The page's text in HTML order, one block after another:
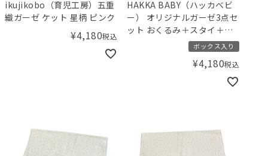
ikujikobo（育児工房）五重
織ガーゼ ケット 星柄 ピンク
¥4,180税込
HAKKA BABY（ハッカベビ
ー） オリジナルガーゼ3点セ
ット おくるみ＋スタイ＋ハ
ンカチ キリンアルパカ
ボックス入り
¥4,180税込